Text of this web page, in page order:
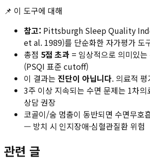
📌 이 도구에 대해
참고: Pittsburgh Sleep Quality
et al. 1989)를 단순화한 자가평가 도
총점 5점 초과 = 임상적으로 의미있
(PSQI 표준 cutoff)
이 결과는 진단이 아닙니다. 의료적
3주 이상 지속되는 수면 문제는 1차의
상담 권장
코골이/숨 멈춤이 동반되면 수면무호
— 방치 시 인지장애·심혈관질환 위험
관련 글